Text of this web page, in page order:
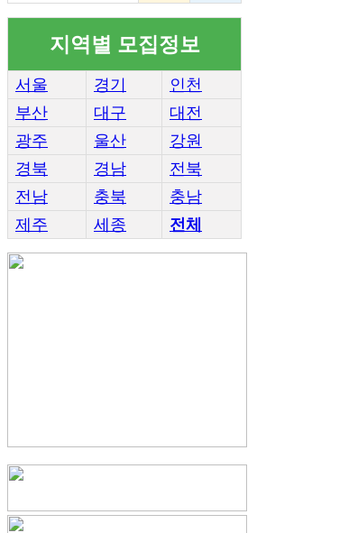
지역별 모집정보
서울 경기
인천
부산
대구
대전
광주
울산
강원
경북
경남
전북
전남
충북
충남
제주
세종 전체